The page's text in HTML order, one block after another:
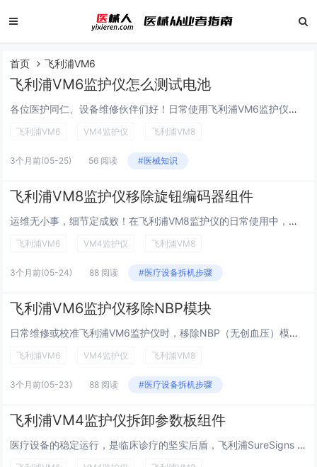
首页 飞利浦VM6
飞利浦VM6监护仪怎么测试电池
各位医护同仁、设备维修伙伴们好！日常使用飞利浦VM6监护仪时，电池续航与性能直接关系到临床转运、断电应急的安全，定期做电池测试是设备维护的关键一环。但不少朋友对这款机型的电池测试流程、判断标准还不太清晰，怕操作不当损伤电池或影响设备精度。今...
飞利浦VM6 VM4监护仪 飞利浦VM8
3个月前(05-25) 56 阅读 #医械知识
飞利浦VM8监护仪移除旋钮编码器组件
运维无小事，细节定成败！在飞利浦VM8监护仪的日常使用中，你是否遇到过旋钮卡顿、参数调节失灵、信号乱码等问题？其实这些常见故障，大多与旋钮编码器组件相关——作为设备操作的核心交互部件，编码器长期使用易出现码盘破损、脚位接触不良、轴承磨损等问...
飞利浦VM6 VM4监护仪 飞利浦VM8
3个月前(05-24) 88 阅读 #医疗设备拆机步骤
飞利浦VM6监护仪移除NBP模块
日常维修或校准飞利浦VM6监护仪时，移除NBP（无创血压）模块是高频操作，既要拆得快，更要防损坏接口与线缆！不少工程师初次操作易卡壳，或误碰周边元件导致小故障。今天用一期实操干货，带你一步步安全拆解VM6的NBP模块，全程细节拉满，新手也能...
飞利浦VM6 VM4监护仪 飞利浦VM8
3个月前(05-23) 88 阅读 #医疗设备拆机步骤
飞利浦VM4监护仪拆卸参数板组件
医疗设备的稳定运行，是临床诊疗的坚实后盾，飞利浦SureSigns VM4作为临床常用的床边监护仪，可精准监测ECG、SPO₂、NIBP等多项生理参数，其参数板组件更是设备精准传数的“核心中枢”。日常维保中，参数板的拆卸与检修是高频操作，却...